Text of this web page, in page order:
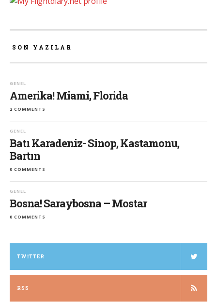
SON YAZILAR
GENEL
Amerika! Miami, Florida
2 COMMENTS
GENEL
Batı Karadeniz- Sinop, Kastamonu,
Bartın
0 COMMENTS
GENEL
Bosna! Saraybosna – Mostar
0 COMMENTS
TWITTER
RSS